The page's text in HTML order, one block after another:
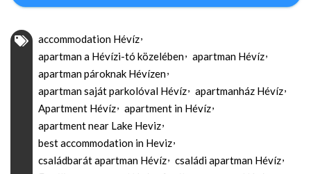
accommodation Hévíz
apartman a Hévízi-tó közelében
apartman Hévíz
apartman pároknak Hévízen
apartman saját parkolóval Hévíz
apartmanház Hévíz
Apartment Hévíz
apartment in Hévíz
apartment near Lake Heviz
best accommodation in Heviz
családbarát apartman Hévíz
családi apartman Hévíz